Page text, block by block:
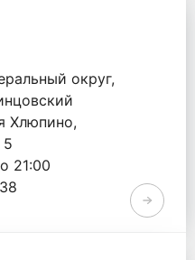
округ,
Хлюпино,
5
21:00